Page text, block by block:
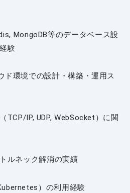
MongoDB等のデータベース設
験
ド環境での設計・構築・運用ス
TCP/IP, UDP, WebSocket）に関
ルネック解消の実績
）の利用経験